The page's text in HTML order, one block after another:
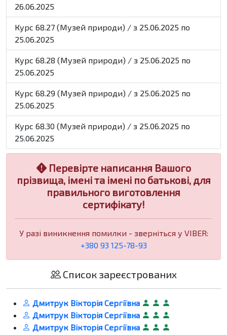
26.06.2025
Курс 68.27 (Музей природи) / з 25.06.2025 по
25.06.2025
Курс 68.28 (Музей природи) / з 25.06.2025 по
25.06.2025
Курс 68.29 (Музей природи) / з 25.06.2025 по
25.06.2025
Курс 68.30 (Музей природи) / з 25.06.2025 по
25.06.2025
Перевірте написання Вашого
прізвища, імені та імені по батькові, для
правильного виготовлення
сертифікату!
У разі виникнення помилки - зверніться у VIBER:
+380 93 125-78-93
Список зареєстрованих
Дмитрук Вікторія Сергіївна
Дмитрук Вікторія Сергіївна
Дмитрук Вікторія Сергіївна